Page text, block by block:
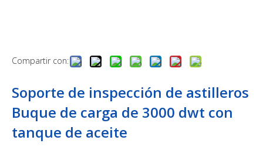
Compartir con:
Soporte de inspección de astilleros
Buque de carga de 3000 dwt con
tanque de aceite